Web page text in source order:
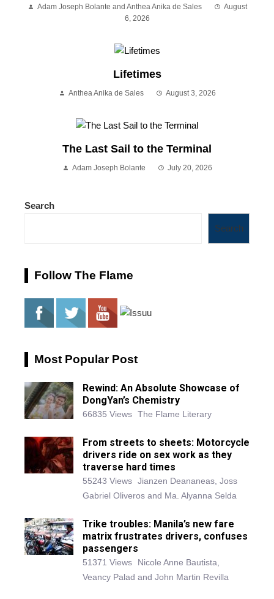
Adam Joseph Bolante and Anthea Anika de Sales
August
6, 2026
Lifetimes
Anthea Anika de Sales August 3, 2026
The Last Sail to the Terminal
Adam Joseph Bolante July 20, 2026
Search
Search
Follow The Flame
Most Popular Post
Rewind: An Absolute Showcase of
DongYan’s Chemistry
66835 Views The Flame Literary
From streets to sheets: Motorcycle
drivers ride on sex work as they
traverse hard times
55243 Views Jianzen Deananeas, Joss
Gabriel Oliveros and Ma. Alyanna Selda
Trike troubles: Manila’s new fare
matrix frustrates drivers, confuses
passengers
51371 Views
Nicole Anne Bautista,
Veancy Palad and John Martin Revilla